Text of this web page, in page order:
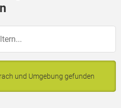
und Umgebung gefunden